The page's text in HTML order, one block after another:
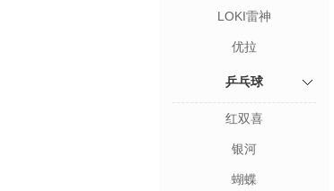
LOKI雷神
优拉
乒乓球
红双喜
银河
蝴蝶